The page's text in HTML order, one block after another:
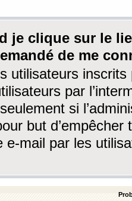
je clique sur le
de me
utilisateurs
par
si
but
e-mail par les